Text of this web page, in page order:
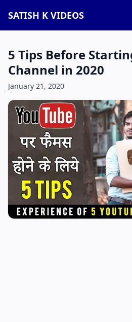
SATISH K VIDEOS
5 Tips Before
Channel in 2020
January 21, 2020